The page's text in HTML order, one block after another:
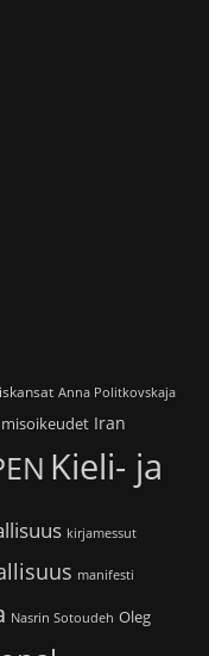
Anna Politkovskaja
Iran
Kieli- ja
kirjamessut
manifesti
Nasrin Sotoudeh Oleg